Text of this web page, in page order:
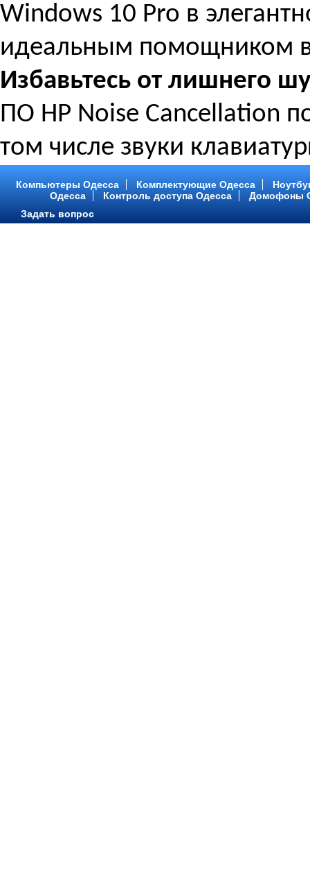
Windows 10 Pro в
идеальным помощником
Избавьтесь от лишнего
ПО HP Noise Cancellation
том числе звуки
Компьютеры Одесса Комплектующие Одесса
Одесса
Контроль доступа Одесса
Домофоны
Задать вопрос